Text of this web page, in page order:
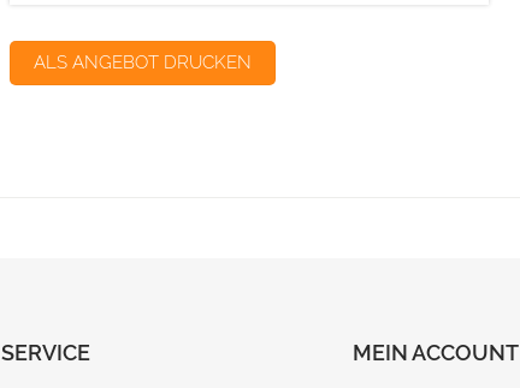
ALS ANGEBOT DRUCKEN
SERVICE MEIN ACCOUNT